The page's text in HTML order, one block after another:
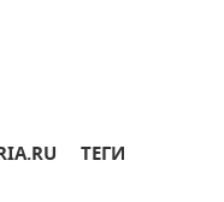
ТЕГИ